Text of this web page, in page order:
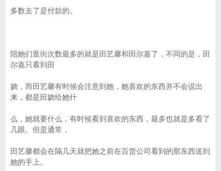
多数去了是付款的。
陪她们逛街次数最多的就是田艺馨和田尔嘉了，不同的是，田
尔嘉只看到田
娆，而田艺馨有时候会注意到她，她喜欢的东西并不会说出
来，都是田娆给她什
么，她就要什么，有时候看到喜欢的东西，最多也就是多看了
几眼。但是通常，
田艺馨都会在隔几天就把她之前在百货公司看到的那东西送到
她的手上。